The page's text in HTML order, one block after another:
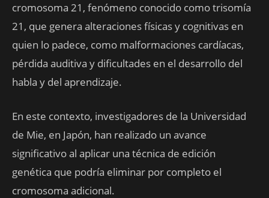
cromosoma 21, fenómeno conocido como trisomía
21, que genera alteraciones físicas y cognitivas en
quien lo padece, como malformaciones cardíacas,
pérdida auditiva y dificultades en el desarrollo del
habla y del aprendizaje.
En este contexto, investigadores de la Universidad
de Mie, en Japón, han realizado un avance
significativo al aplicar una técnica de edición
genética que podría eliminar por completo el
cromosoma adicional.